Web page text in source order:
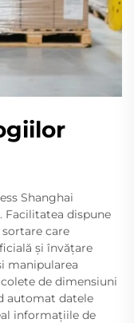
Shanghai
Facilitatea dispune
care
și învățare
manipularea
de dimensiuni
automat datele
informațiile de